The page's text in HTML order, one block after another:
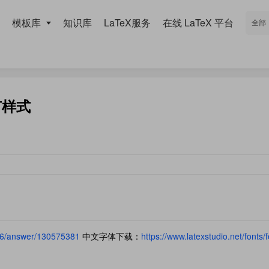
模板库 知识库 LaTeX服务 在线 LaTeX 平台
式
answer/130575381 中文字体下载： https://www.latexstudio.net/fonts/